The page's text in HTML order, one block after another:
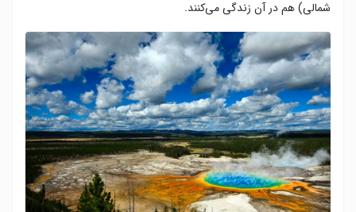
شمالی) هم در آن زندگی می‌کنند.